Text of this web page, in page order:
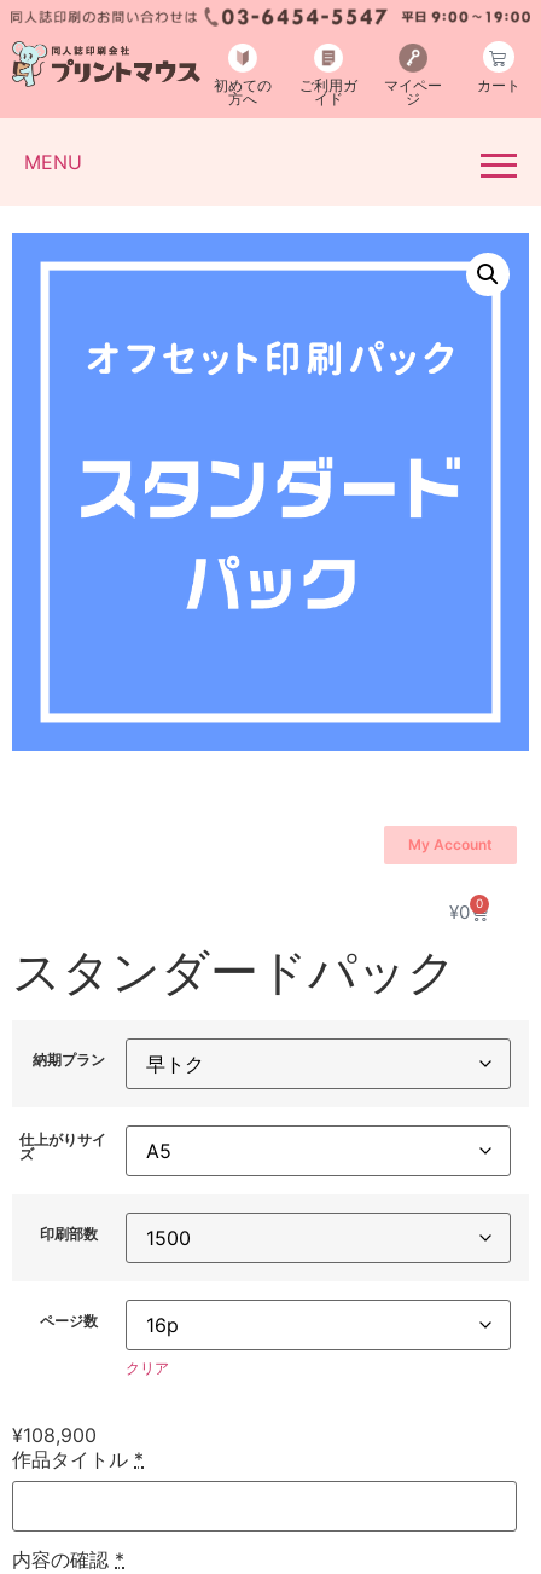
初めての
方へ
ご利用ガ
イド
マイペー
ジ
カート
MENU
My Account
¥0 0
スタンダードパック
納期プラン
仕上がりサイ
ズ
印刷部数
ページ数
クリア
¥108,900
作品タイトル *
内容の確認 *